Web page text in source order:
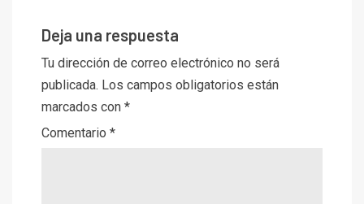
Deja una respuesta
Tu dirección de correo electrónico no será
publicada. Los campos obligatorios están
marcados con *
Comentario *